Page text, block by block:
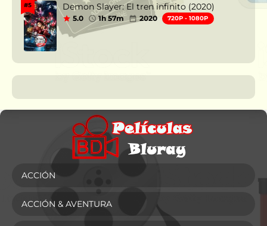
#5 Demon Slayer: El tren infinito (2020)
5.0 1h 57m 2020 720P - 1080P
ACCIÓN
ACCIÓN & AVENTURA